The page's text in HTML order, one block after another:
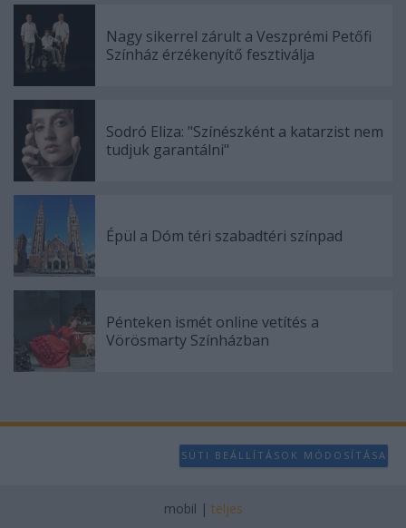
Nagy sikerrel zárult a Veszprémi Petőfi
Színház érzékenyítő fesztiválja
Sodró Eliza: "Színészként a katarzist nem
tudjuk garantálni"
Épül a Dóm téri szabadtéri színpad
Pénteken ismét online vetítés a
Vörösmarty Színházban
SÜTI BEÁLLÍTÁSOK MÓDOSÍTÁSA
mobil | teljes